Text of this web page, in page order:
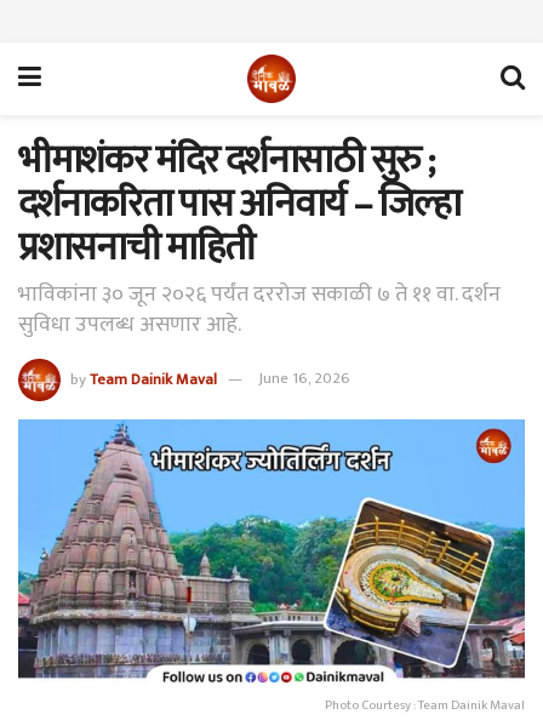
भीमाशंकर मंदिर दर्शनासाठी सुरु ;
दर्शनाकरिता पास अनिवार्य – जिल्हा
प्रशासनाची माहिती
भाविकांना ३० जून २०२६ पर्यंत दररोज सकाळी ७ ते ११ वा. दर्शन
सुविधा उपलब्ध असणार आहे.
byTeam Dainik Maval June 16, 2026
Photo Courtesy : Team Dainik Maval